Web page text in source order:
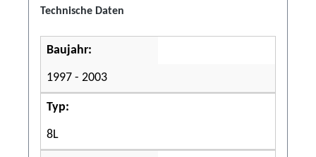
Technische Daten
Baujahr:
1997 - 2003
Typ:
8L